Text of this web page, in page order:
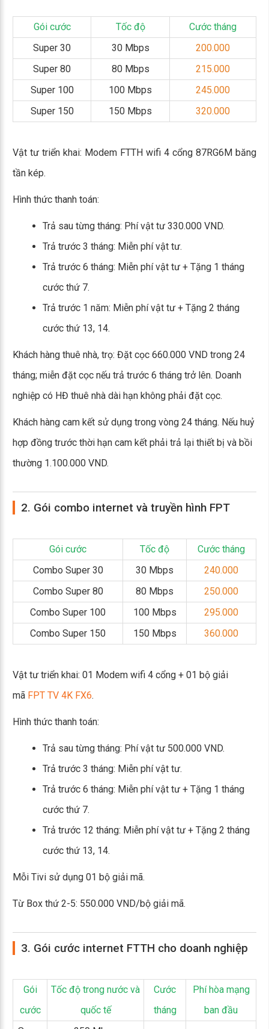
Gói cước Tốc độ
Cước tháng
Super 30
30 Mbps
200.000
Super 80
80 Mbps
215.000
Super 100
100 Mbps
245.000
Super 150
150 Mbps 320.000
Vật tư triển khai: Modem FTTH wifi 4 cổng 87RG6M băng
tần kép.
Hình thức thanh toán:
Trả sau từng tháng: Phí vật tư 330.000 VND.
Trả trước 3 tháng: Miễn phí vật tư.
Trả trước 6 tháng: Miễn phí vật tư + Tặng 1 tháng
cước thứ 7.
Trả trước 1 năm: Miễn phí vật tư + Tặng 2 tháng
cước thứ 13, 14.
Khách hàng thuê nhà, trọ: Đặt cọc 660.000 VND trong 24
tháng; miễn đặt cọc nếu trả trước 6 tháng trở lên. Doanh
nghiệp có HĐ thuê nhà dài hạn không phải đặt cọc.
Khách hàng cam kết sử dụng trong vòng 24 tháng. Nếu huỷ
hợp đồng trước thời hạn cam kết phải trả lại thiết bị và bồi
thường 1.100.000 VND.
2. Gói combo internet và truyền hình FPT
Gói cước Tốc độ
Cước tháng
Combo Super 30
30 Mbps
240.000
Combo Super 80
80 Mbps
250.000
Combo Super 100
100 Mbps
295.000
Combo Super 150
150 Mbps 360.000
Vật tư triển khai: 01 Modem wifi 4 cổng + 01 bộ giải
mã FPT TV 4K FX6.
Hình thức thanh toán:
Trả sau từng tháng: Phí vật tư 500.000 VND.
Trả trước 3 tháng: Miễn phí vật tư.
Trả trước 6 tháng: Miễn phí vật tư + Tặng 1 tháng
cước thứ 7.
Trả trước 12 tháng: Miễn phí vật tư + Tặng 2 tháng
cước thứ 13, 14.
Mỗi Tivi sử dụng 01 bộ giải mã.
Từ Box thứ 2-5: 550.000 VND/bộ giải mã.
3. Gói cước internet FTTH cho doanh nghiệp
Gói
cước
Tốc độ trong nước và
quốc tế
Cước
tháng
Phí hòa mạng
ban đầu